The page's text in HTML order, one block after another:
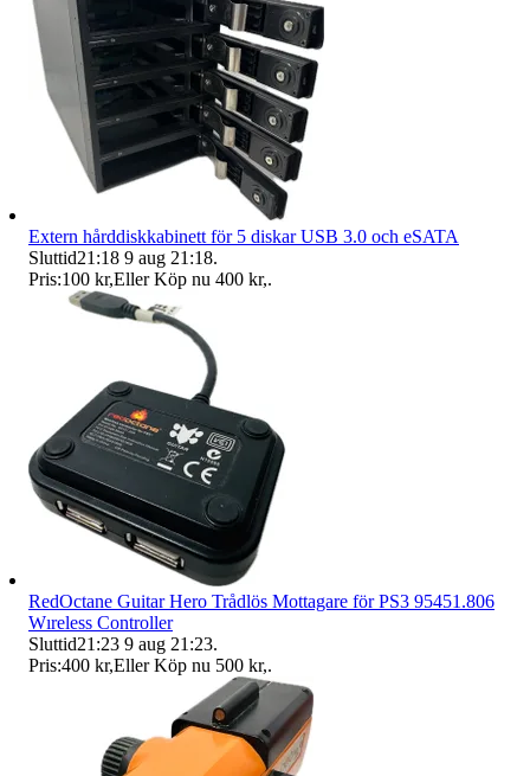
Extern hårddiskkabinett för 5 diskar USB 3.0 och eSATA
Sluttid21:18 9 aug 21:18.
Pris:100 kr,Eller Köp nu 400 kr,.
RedOctane Guitar Hero Trådlös Mottagare för PS3 95451.806
Wıreless Controller
Sluttid21:23 9 aug 21:23.
Pris:400 kr,Eller Köp nu 500 kr,.